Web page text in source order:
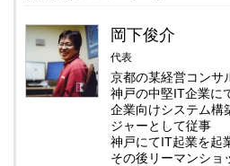
岡下俊介
代表
京都の某経営コンサ
神戸の中堅IT企業に
企業向けシステム構
ジャーとして従事
神戸にてIT起業を起
その後リーマンショ